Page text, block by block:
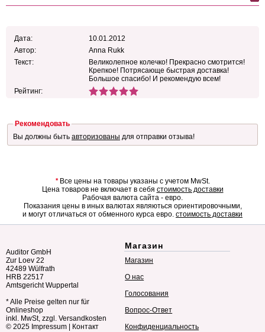
Дата:
10.01.2012
Автор:
Anna Rukk
Текст:
Великолепное колечко! Прекрасно смотрится!
Крепкое! Потрясающе быстрая доставка!
Большое спасибо! И рекомендую всем!
Рейтинг:
Рекомендовать
Вы должны быть авторизованы для отправки отзыва!
*Все цены на товары указаны с учетом MwSt.
Цена товаров не включает в себя стоимость доставки
Рабочая валюта сайта - евро.
Показания цены в иных валютах являються ориентировочными,
и могут отличаться от обменного курса евро. стоимость доставки
Auditor GmbH
Zur Loev 22
42489 Wülfrath
HRB 22517
Amtsgericht Wuppertal
* Alle Preise gelten nur für
Onlineshop
inkl. MwSt, zzgl. Versandkosten
© 2025 Impressum Контакт
Магазин
Магазин
О нас
Голосования
Вопрос-Ответ
Конфиденциальность